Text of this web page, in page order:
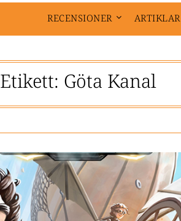
RECENSIONER ARTIKLAR
Etikett: Göta Kanal